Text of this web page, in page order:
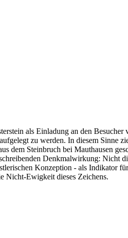
als Einladung an den Besucher
zu werden. In diesem Sinne
Steinbruch bei Mauthausen
Denkmalwirkung: Nicht
Konzeption - als Indikator
Nicht-Ewigkeit dieses Zeichens.